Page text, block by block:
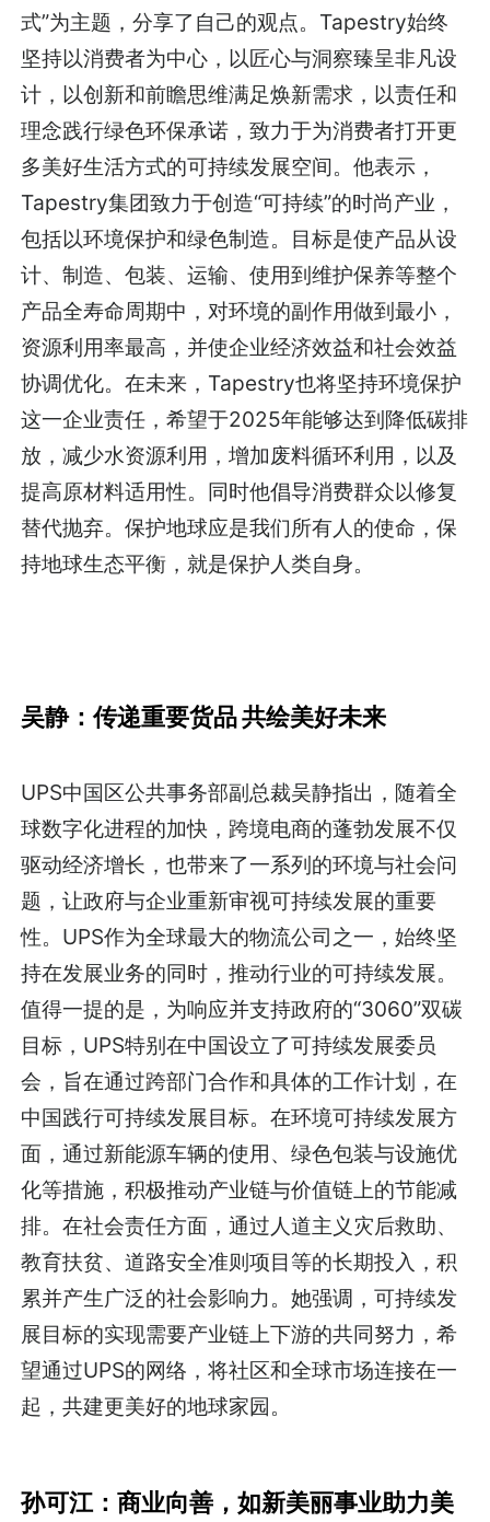
式”为主题，分享了自己的观点。Tapestry始终
坚持以消费者为中心，以匠心与洞察臻呈非凡设
计，以创新和前瞻思维满足焕新需求，以责任和
理念践行绿色环保承诺，致力于为消费者打开更
多美好生活方式的可持续发展空间。他表示，
Tapestry集团致力于创造“可持续”的时尚产业，
包括以环境保护和绿色制造。目标是使产品从设
计、制造、包装、运输、使用到维护保养等整个
产品全寿命周期中，对环境的副作用做到最小，
资源利用率最高，并使企业经济效益和社会效益
协调优化。在未来，Tapestry也将坚持环境保护
这一企业责任，希望于2025年能够达到降低碳排
放，减少水资源利用，增加废料循环利用，以及
提高原材料适用性。同时他倡导消费群众以修复
替代抛弃。保护地球应是我们所有人的使命，保
持地球生态平衡，就是保护人类自身。
吴静：传递重要货品 共绘美好未来
UPS中国区公共事务部副总裁吴静指出，随着全
球数字化进程的加快，跨境电商的蓬勃发展不仅
驱动经济增长，也带来了一系列的环境与社会问
题，让政府与企业重新审视可持续发展的重要
性。UPS作为全球最大的物流公司之一，始终坚
持在发展业务的同时，推动行业的可持续发展。
值得一提的是，为响应并支持政府的“3060”双碳
目标，UPS特别在中国设立了可持续发展委员
会，旨在通过跨部门合作和具体的工作计划，在
中国践行可持续发展目标。在环境可持续发展方
面，通过新能源车辆的使用、绿色包装与设施优
化等措施，积极推动产业链与价值链上的节能减
排。在社会责任方面，通过人道主义灾后救助、
教育扶贫、道路安全准则项目等的长期投入，积
累并产生广泛的社会影响力。她强调，可持续发
展目标的实现需要产业链上下游的共同努力，希
望通过UPS的网络，将社区和全球市场连接在一
起，共建更美好的地球家园。
孙可江：商业向善，如新美丽事业助力美